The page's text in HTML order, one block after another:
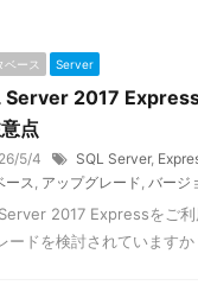
ベース Server
Server 2017
点
5/4 SQL Server,
ース, アップグレード, バージ
2017 Expressをご
ードを検討されています